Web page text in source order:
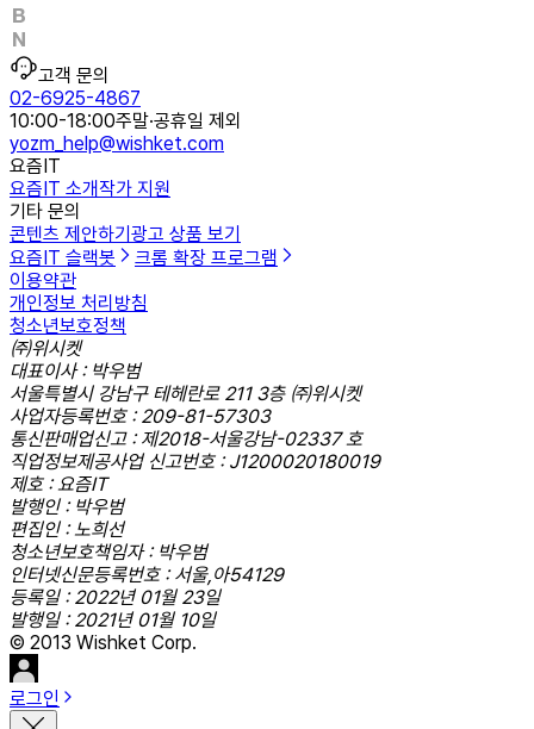
고객 문의
02-6925-4867
10:00-18:00주말·공휴일 제외
yozm_help@wishket.com
요즘IT
요즘IT 소개작가 지원
기타 문의
콘텐츠 제안하기 광고 상품 보기
요즘IT 슬랙봇
크롬 확장 프로그램
이용약관
개인정보 처리방침
청소년보호정책
㈜위시켓
대표이사 : 박우범
서울특별시 강남구 테헤란로 211 3층 ㈜위시켓
사업자등록번호 : 209-81-57303
통신판매업신고 : 제2018-서울강남-02337 호
직업정보제공사업 신고번호 : J1200020180019
제호 : 요즘IT
발행인 : 박우범
편집인 : 노희선
청소년보호책임자 : 박우범
인터넷신문등록번호 : 서울,아54129
등록일 : 2022년 01월 23일
발행일 : 2021년 01월 10일
© 2013 Wishket Corp.
로그인